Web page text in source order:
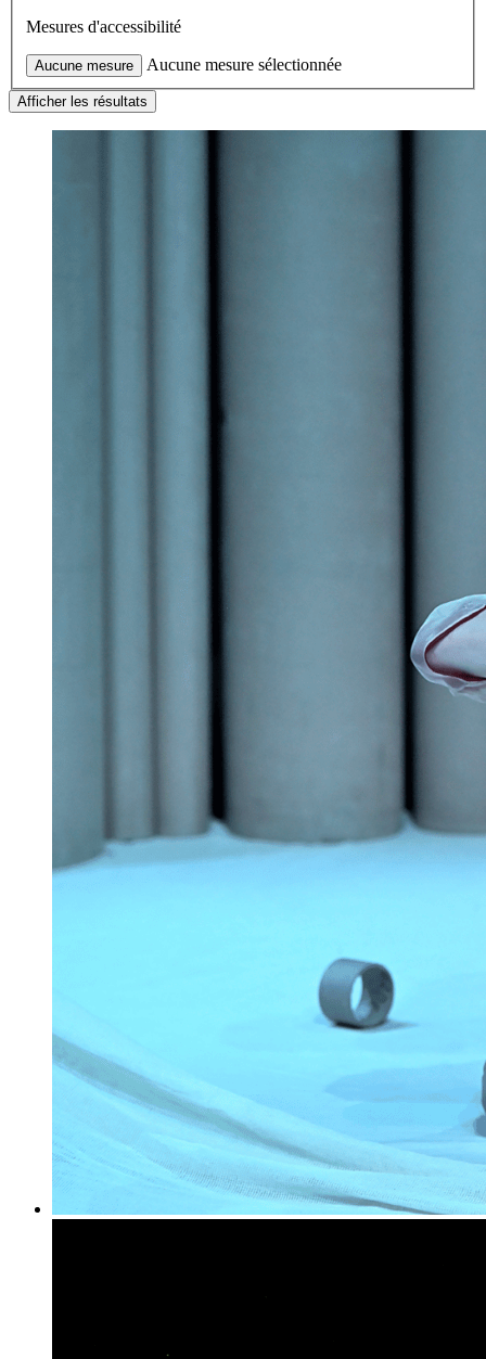
Mesures d'accessibilité
Aucune mesure Aucune mesure sélectionnée
Afficher les résultats